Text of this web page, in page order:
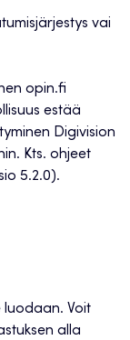
vai
opin.fi
estää
Digivision
Kts. ohjeet
5.2.0).
luodaan. Voit
alla